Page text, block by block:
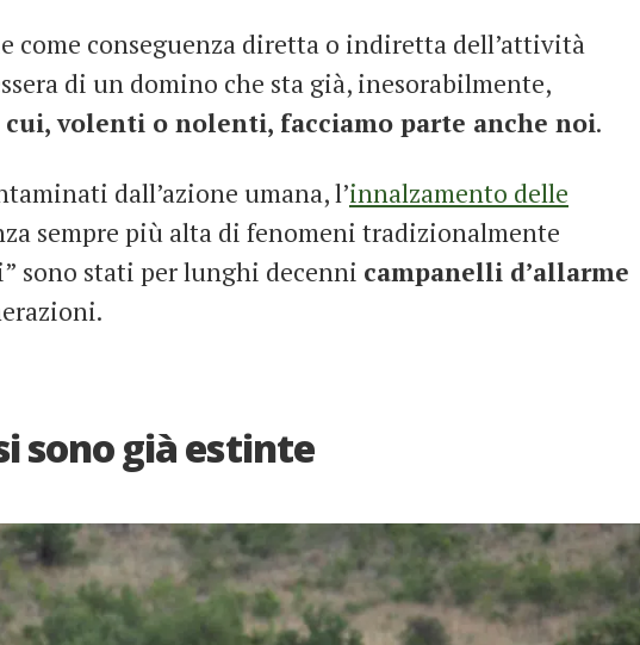
come conseguenza diretta o indiretta dell’attività
di un domino che sta già, inesorabilmente,
volenti o nolenti, facciamo parte anche noi.
dall’azione umana, l’innalzamento delle
sempre più alta di fenomeni tradizionalmente
sono stati per lunghi decenni campanelli d’allarme
sono già estinte